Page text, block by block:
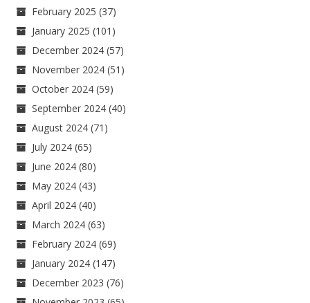
February 2025 (37)
January 2025 (101)
December 2024 (57)
November 2024 (51)
October 2024 (59)
September 2024 (40)
August 2024 (71)
July 2024 (65)
June 2024 (80)
May 2024 (43)
April 2024 (40)
March 2024 (63)
February 2024 (69)
January 2024 (147)
December 2023 (76)